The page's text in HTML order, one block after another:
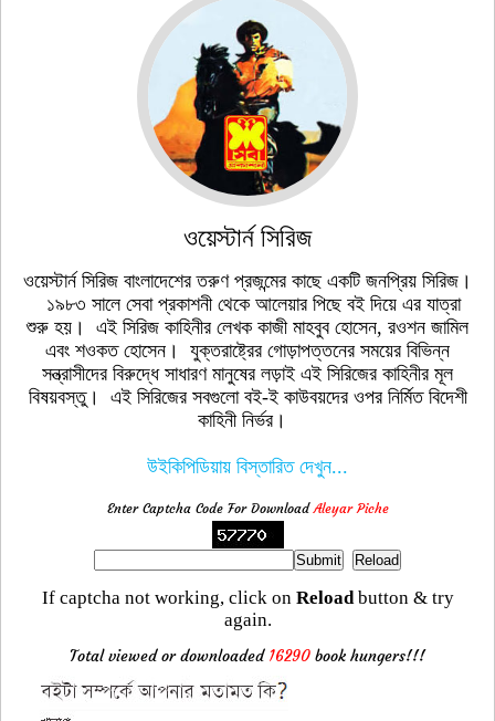
ওয়েস্টার্ন সিরিজ
ওয়েস্টার্ন সিরিজ বাংলাদেশের তরুণ প্রজন্মের কাছে একটি জনপ্রিয় সিরিজ।
১৯৮৩ সালে সেবা প্রকাশনী থেকে আলেয়ার পিছে বই দিয়ে এর যাত্রা
শুরু হয়। এই সিরিজ কাহিনীর লেখক কাজী মাহবুব হোসেন, রওশন জামিল
এবং শওকত হোসেন। যুক্তরাষ্ট্রের গোড়াপত্তনের সময়ের বিভিন্ন
সন্ত্রাসীদের বিরুদ্ধে সাধারণ মানুষের লড়াই এই সিরিজের কাহিনীর মূল
বিষয়বস্তু। এই সিরিজের সবগুলো বই-ই কাউবয়দের ওপর নির্মিত বিদেশী
কাহিনী নির্ভর।
উইকিপিডিয়ায় বিস্তারিত দেখুন...
Enter Captcha Code For DownloadAleyar Piche
If captcha not working, click on Reloadbutton & try
again.
Total viewed or downloaded 16290 book hungers!!!